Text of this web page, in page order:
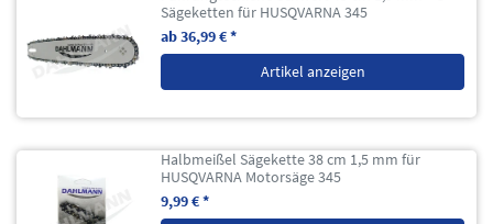
Sägeketten für HUSQVARNA 345
ab 36,99 € *
Artikel anzeigen
Halbmeißel Sägekette 38 cm 1,5 mm für
HUSQVARNA Motorsäge 345
9,99 € *